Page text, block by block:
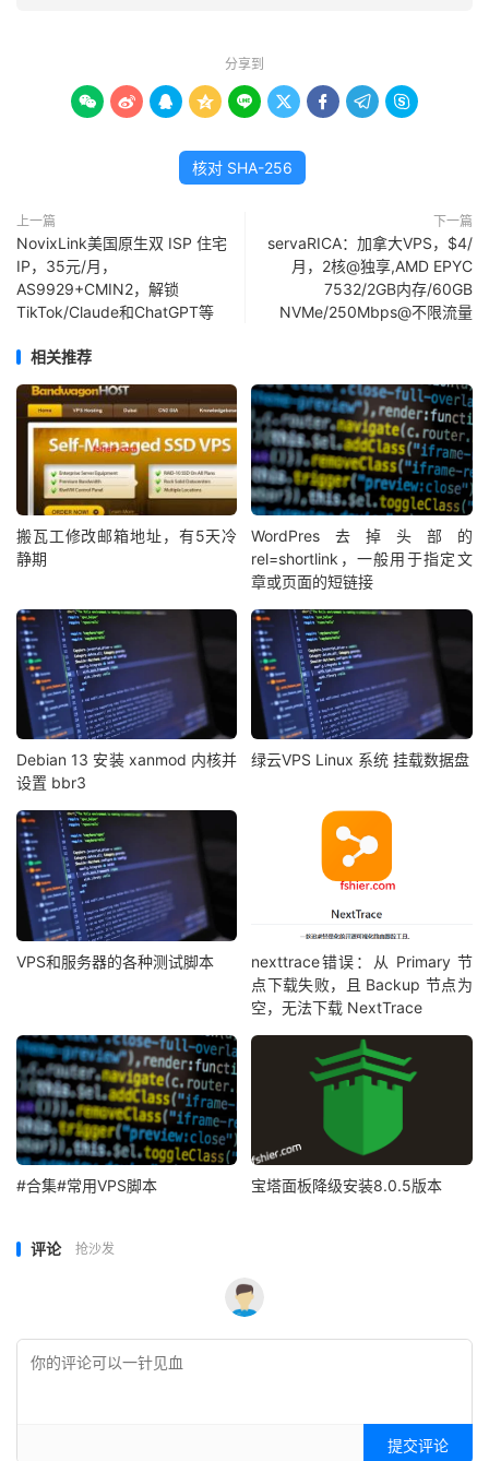
分享到
        
核对 SHA-256
上一篇
NovixLink美国原生双 ISP 住宅
IP，35元/月，
AS9929+CMIN2，解锁
TikTok/Claude和ChatGPT等
下一篇
servaRICA：加拿大VPS，$4/
月，2核@独享,AMD EPYC
7532/2GB内存/60GB
NVMe/250Mbps@不限流量
相关推荐
搬瓦工修改邮箱地址，有5天冷
静期
WordPres去掉头部的
rel=shortlink，一般用于指定文
章或页面的短链接
Debian 13 安装 xanmod 内核并
设置 bbr3
绿云VPS Linux 系统 挂载数据盘
VPS和服务器的各种测试脚本
nexttrace错误：从 Primary 节
点下载失败，且 Backup 节点为
空，无法下载 NextTrace
#合集#常用VPS脚本 宝塔面板降级安装8.0.5版本
评论 抢沙发
提交评论